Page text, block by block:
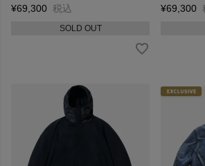
¥69,300 税込
SOLD OUT
¥69,300